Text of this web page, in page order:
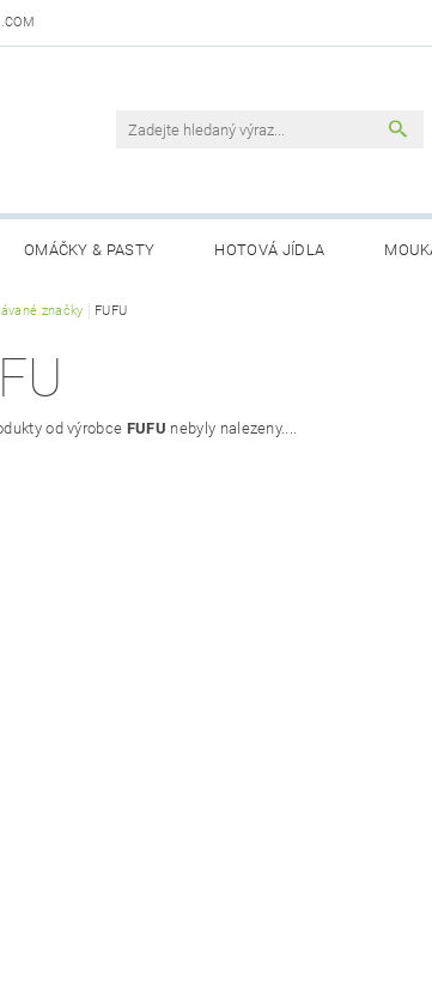
OMÁČKY & PASTY HOTOVÁ JÍDLA
OBCHODNÍ PODMÍNKY
značky FUFU
od výrobce FUFU nebyly nalezeny....